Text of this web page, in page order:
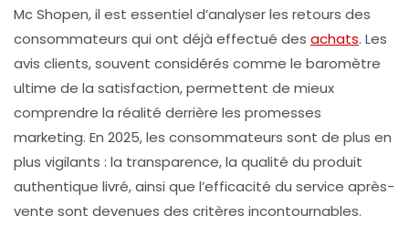
Mc Shopen, il est essentiel d’analyser les retours des
consommateurs qui ont déjà effectué des achats. Les
avis clients, souvent considérés comme le baromètre
ultime de la satisfaction, permettent de mieux
comprendre la réalité derrière les promesses
marketing. En 2025, les consommateurs sont de plus en
plus vigilants : la transparence, la qualité du produit
authentique livré, ainsi que l’efficacité du service après-
vente sont devenues des critères incontournables.